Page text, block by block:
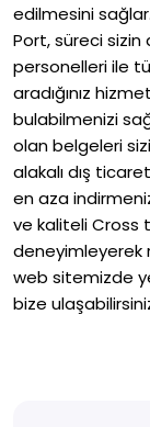
edilmesini
Port, süreci sizin
personelleri ile
aradığınız
bulabilmenizi
olan belgeleri
alakalı dış
en aza
ve kaliteli Cross
deneyimleyerek
web sitemizde
bize